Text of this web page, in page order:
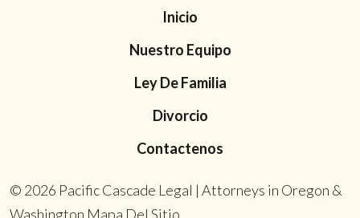
Inicio
Nuestro Equipo
Ley De Familia
Divorcio
Contactenos
© 2026 Pacific Cascade Legal | Attorneys in Oregon &
Washington Mapa Del Sitio